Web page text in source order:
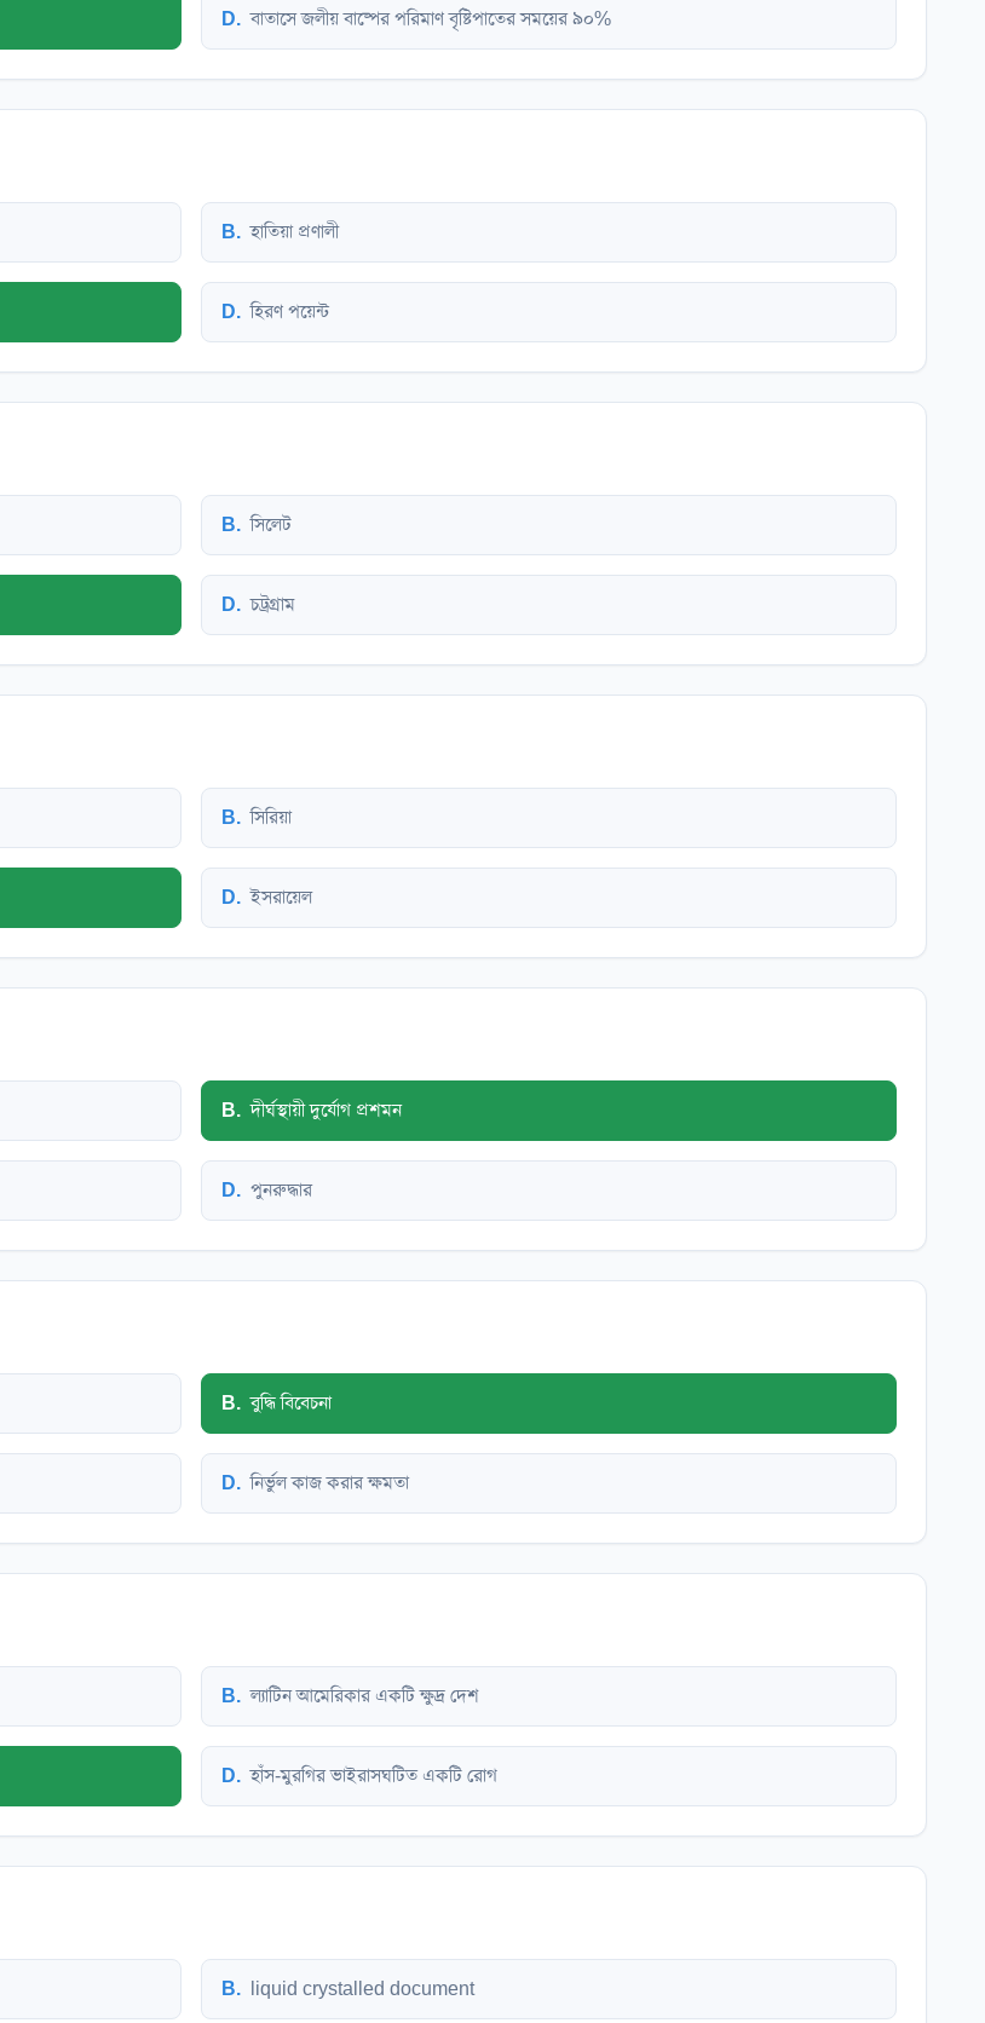
D. বাতাসে জলীয় বাষ্পের পরিমাণ বৃষ্টিপাতের সময়ের ৯০%
B. হাতিয়া প্রণালী
D. হিরণ পয়েন্ট
B. সিলেট
D. চট্রগ্রাম
B. সিরিয়া
D. ইসরায়েল
B. দীর্ঘস্থায়ী দুর্যোগ প্রশমন
D. পুনরুদ্ধার
B. বুদ্ধি বিবেচনা
D. নির্ভুল কাজ করার ক্ষমতা
B. ল্যাটিন আমেরিকার একটি ক্ষুদ্র দেশ
D. হাঁস-মুরগির ভাইরাসঘটিত একটি রোগ
B. liquid crystalled document